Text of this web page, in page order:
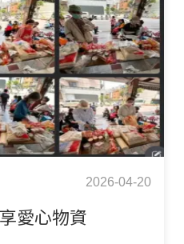
2026-04-20
愛心物資